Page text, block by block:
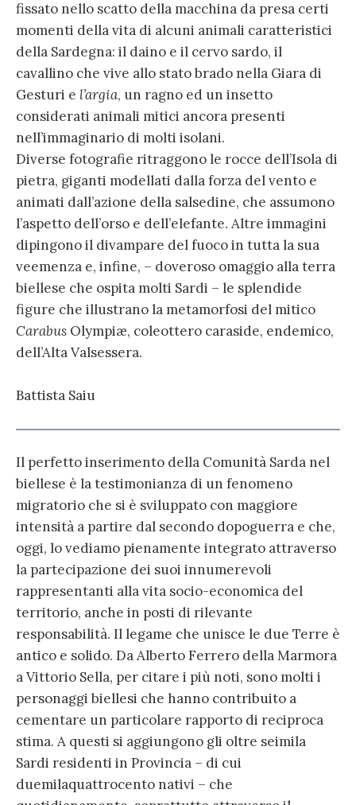
fissato nello scatto della macchina da presa certi
momenti della vita di alcuni animali caratteristici
della Sardegna: il daino e il cervo sardo, il
cavallino che vive allo stato brado nella Giara di
Gesturi e l’argia, un ragno ed un insetto
considerati animali mitici ancora presenti
nell’immaginario di molti isolani.
Diverse fotografie ritraggono le rocce dell’Isola di
pietra, giganti modellati dalla forza del vento e
animati dall’azione della salsedine, che assumono
l’aspetto dell’orso e dell’elefante. Altre immagini
dipingono il divampare del fuoco in tutta la sua
veemenza e, infine, – doveroso omaggio alla terra
biellese che ospita molti Sardi – le splendide
figure che illustrano la metamorfosi del mitico
Carabus Olympiæ, coleottero caraside, endemico,
dell’Alta Valsessera.
Battista Saiu
Il perfetto inserimento della Comunità Sarda nel
biellese è la testimonianza di un fenomeno
migratorio che si è sviluppato con maggiore
intensità a partire dal secondo dopoguerra e che,
oggi, lo vediamo pienamente integrato attraverso
la partecipazione dei suoi innumerevoli
rappresentanti alla vita socio-economica del
territorio, anche in posti di rilevante
responsabilità. Il legame che unisce le due Terre è
antico e solido. Da Alberto Ferrero della Marmora
a Vittorio Sella, per citare i più noti, sono molti i
personaggi biellesi che hanno contribuito a
cementare un particolare rapporto di reciproca
stima. A questi si aggiungono gli oltre seimila
Sardi residenti in Provincia – di cui
duemilaquattrocento nativi – che